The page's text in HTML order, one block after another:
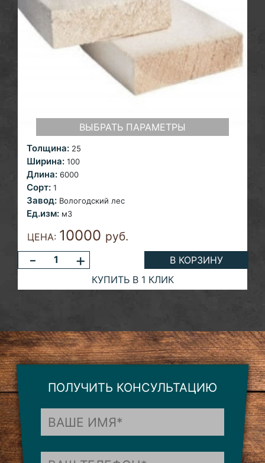
ВЫБРАТЬ ПАРАМЕТРЫ
Толщина: 25
Ширина: 100
Длина: 6000
Сорт: 1
Завод: Вологодский лес
Ед.изм: м3
ЦЕНА: 10000 руб.
- +
В КОРЗИНУ
КУПИТЬ В 1 КЛИК
ПОЛУЧИТЬ КОНСУЛЬТАЦИЮ